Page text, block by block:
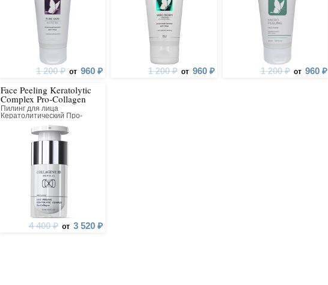
1 200 ₽ от 960 ₽ 1 200 ₽ от 960 ₽ 1 200 ₽ от 960 ₽
Face Peeling Keratolytic
Complex Pro-Collagen
Пилинг для лица
Кератолитический Про-
4 400 ₽ от 3 520 ₽